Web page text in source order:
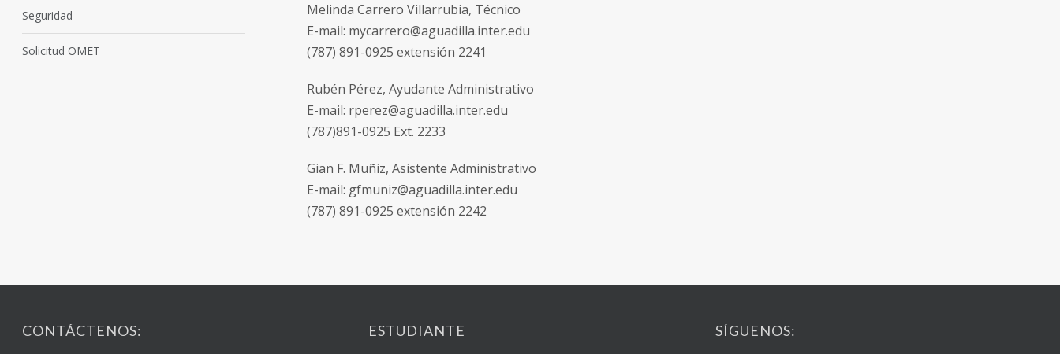
Melinda Carrero Villarrubia, Técnico
E-mail: mycarrero@aguadilla.inter.edu
(787) 891-0925 extensión 2241
Rubén Pérez, Ayudante Administrativo
E-mail: rperez@aguadilla.inter.edu
(787)891-0925 Ext. 2233
Gian F. Muñiz, Asistente Administrativo
E-mail: gfmuniz@aguadilla.inter.edu
(787) 891-0925 extensión 2242
Seguridad
Solicitud OMET
CONTÁCTENOS:
ESTUDIANTE
SÍGUENOS: